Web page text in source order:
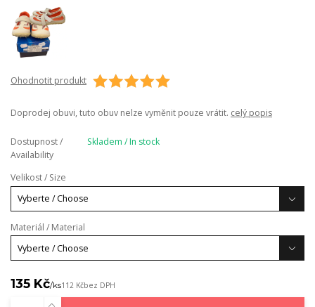
Ohodnotit produkt
Doprodej obuvi, tuto obuv nelze vyměnit pouze vrátit. celý popis
Dostupnost /
Availability
Skladem / In stock
Velikost / Size
Materiál / Material
135 Kč/ks112 Kčbez DPH